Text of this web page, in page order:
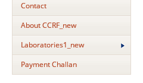
Contact
About CCRF_new
Laboratories1_new
Payment Challan